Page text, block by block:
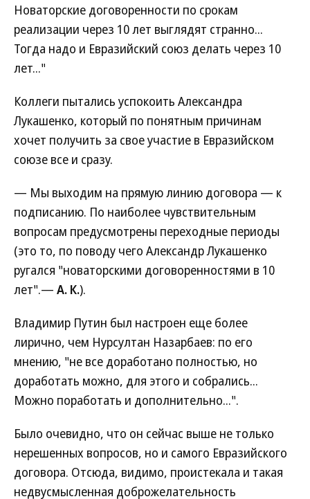
Новаторские договоренности по срокам
реализации через 10 лет выглядят странно...
Тогда надо и Евразийский союз делать через 10
лет..."
Коллеги пытались успокоить Александра
Лукашенко, который по понятным причинам
хочет получить за свое участие в Евразийском
союзе все и сразу.
— Мы выходим на прямую линию договора — к
подписанию. По наиболее чувствительным
вопросам предусмотрены переходные периоды
(это то, по поводу чего Александр Лукашенко
ругался "новаторскими договоренностями в 10
лет".— А. К.).
Владимир Путин был настроен еще более
лирично, чем Нурсултан Назарбаев: по его
мнению, "не все доработано полностью, но
доработать можно, для этого и собрались...
Можно поработать и дополнительно...".
Было очевидно, что он сейчас выше не только
нерешенных вопросов, но и самого Евразийского
договора. Отсюда, видимо, проистекала и такая
недвусмысленная доброжелательность